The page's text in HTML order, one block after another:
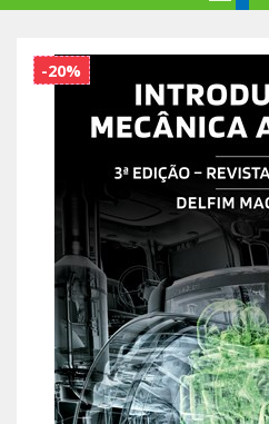
-20%